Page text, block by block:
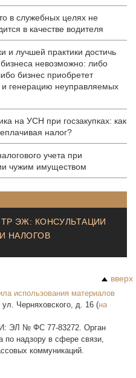
в служебных целях не
в качестве водителя
и лучшей практики достичь
невозможно: либо
бизнес приобретет
и генерацию неуправляемых
на УСН при госзакупках: как
налог?
учета при
чужим имуществом
ЭЖ: КОНСУЛЬТАЦИИ
НАЛОГОВ
вверх
использования материалов
ул. Черняховского, д. 16 (на
ЭЛ № ФС 77-83272. Орган
по надзору в сфере связи,
коммуникаций.